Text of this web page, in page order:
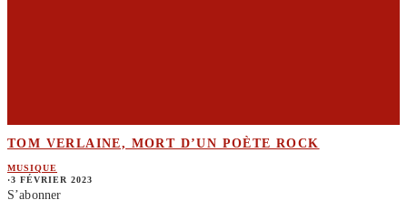
TOM VERLAINE, MORT D’UN POÈTE ROCK
MUSIQUE
·3 FÉVRIER 2023
S’abonner